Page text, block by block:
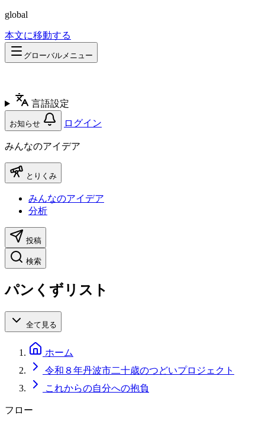
global
本文に移動する
グローバルメニュー
言語設定
お知らせ ログイン
みんなのアイデア
とりくみ
みんなのアイデア
分析
投稿
検索
パンくずリスト
全て見る
ホーム
令和８年丹波市二十歳のつどいプロジェクト
これからの自分への抱負
フロー